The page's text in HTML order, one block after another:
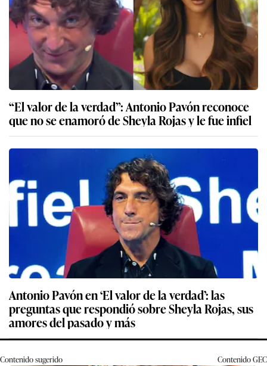
“El valor de la verdad”: Antonio Pavón reconoce
que no se enamoró de Sheyla Rojas y le fue infiel
Antonio Pavón en ‘El valor de la verdad’: las
preguntas que respondió sobre Sheyla Rojas, sus
amores del pasado y más
Contenido sugerido ContenidoGEC